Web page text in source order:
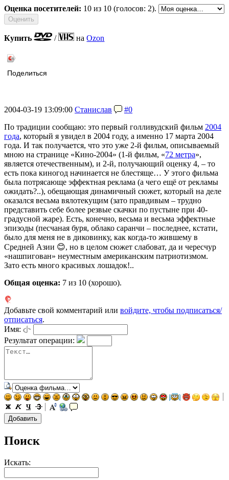
Оценка посетителей: 10 из 10 (голосов: 2).
Купить / наOzon
Поделиться
2004-03-19 13:09:00 Станислав
#0
По традиции сообщаю: это первый голливудский фильм 2004
года, который я увидел в 2004 году, а именно 17 марта 2004
года. И так получается, что это уже 2-й фильм, описываемый
мною на странице «Кино-2004» (1-й фильм, «72 метра»,
является отечественным), и 2-й, получающий оценку 4, – то
есть пока киногод начинается не блестяще… У этого фильма
была потрясающе эффектная реклама (а чего ещё от рекламы
ожидать?..), обещающая динамичный сюжет, который на деле
оказался весьма вялотекущим (зато правдивым – трудно
представить себе более резвые скачки по пустыне при 40-
градусной жаре). Есть, конечно, весьма и весьма эффектные
эпизоды (песчаная буря, облако саранчи – последнее, кстати,
было для меня не в диковинку, как когда-то жившему в
Средней Азии 😊, но в целом сюжет слабоват, да и чересчур
«нашпигован» неуместным американским патриотизмом.
Зато есть много красивых лошадок!..
Общая оценка: 7 из 10 (хорошо).
Добавьте свой комментарий или войдите, чтобы подписаться/
отписаться.
Имя:
Результат операции:
Поиск
Искать: